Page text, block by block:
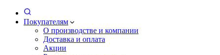
Покупателям
О производстве и компании
Доставка и оплата
Акции